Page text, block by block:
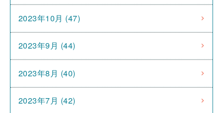
2023年10月 (47)
2023年9月 (44)
2023年8月 (40)
2023年7月 (42)